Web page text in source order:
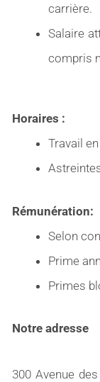
carrière.
Salaire
compris
Horaires :
Travail
Rémunération:
Selon
Prime
Primes
Notre adresse
300 Avenue